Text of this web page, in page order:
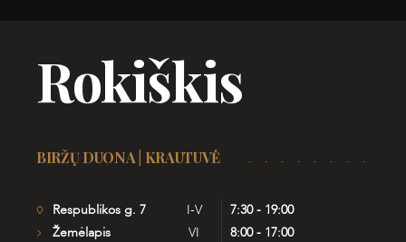
Rokiškis
BIRŽŲ DUONA | KRAUTUVĖ
Respublikos g. 7
Žemėlapis
I-V
7:30 - 19:00
VI
8:00 - 17:00